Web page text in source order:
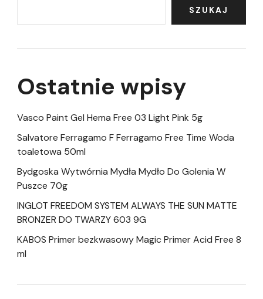
SZUKAJ
Ostatnie wpisy
Vasco Paint Gel Hema Free 03 Light Pink 5g
Salvatore Ferragamo F Ferragamo Free Time Woda
toaletowa 50ml
Bydgoska Wytwórnia Mydła Mydło Do Golenia W
Puszce 70g
INGLOT FREEDOM SYSTEM ALWAYS THE SUN MATTE
BRONZER DO TWARZY 603 9G
KABOS Primer bezkwasowy Magic Primer Acid Free 8
ml